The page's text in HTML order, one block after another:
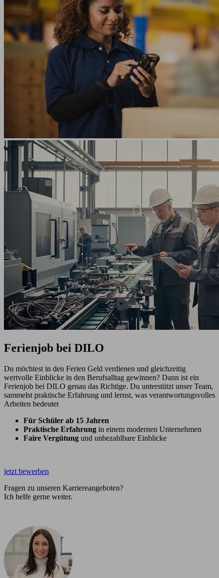
Ferienjob bei DILO
Du möchtest in den Ferien Geld verdienen und gleichzeitig
wertvolle Einblicke in den Berufsalltag gewinnen? Dann ist ein
Ferienjob bei DILO genau das Richtige. Du unterstützt unser Team,
sammelst praktische Erfahrung und lernst, was verantwortungsvolles
Arbeiten bedeutet
Für Schüler ab 15 Jahren
Praktische Erfahrung in einem modernen Unternehmen
Faire Vergütung und unbezahlbare Einblicke
jetzt bewerben
Fragen zu unseren Karriereangeboten?
Ich helfe gerne weiter.